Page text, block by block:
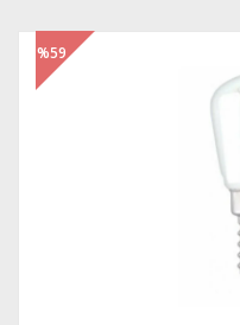
%59